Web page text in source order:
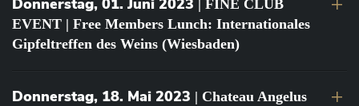
Donnerstag, 01. Juni 2023 | FINE CLUB
EVENT | Free Members Lunch: Internationales
Gipfeltreffen des Weins (Wiesbaden)
Donnerstag, 18. Mai 2023 | Chateau Angelus